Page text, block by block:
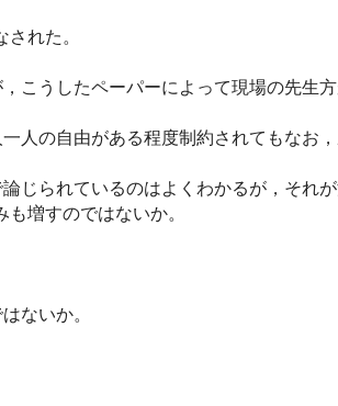
れた。
うしたペーパーによって現場の先生
の自由がある程度制約されてもなお
られているのはよくわかるが，それ
増すのではないか。
ないか。